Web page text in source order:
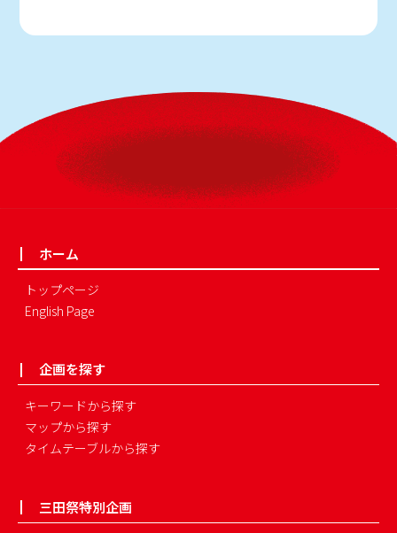
ホーム
トップページ
English Page
企画を探す
キーワードから探す
マップから探す
タイムテーブルから探す
三田祭特別企画